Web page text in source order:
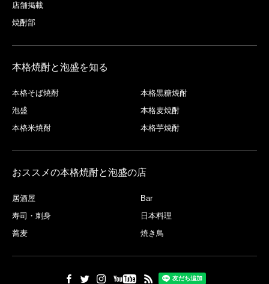
店舗掲載
焼酎部
本格焼酎と泡盛を知る
本格そば焼酎
本格黒糖焼酎
泡盛
本格麦焼酎
本格米焼酎
本格芋焼酎
おススメの本格焼酎と泡盛の店
居酒屋
Bar
寿司・刺身
日本料理
蕎麦
焼き鳥